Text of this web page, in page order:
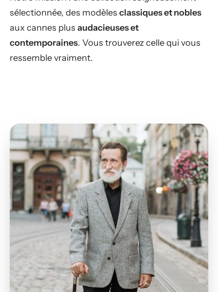
sélectionnée, des modèles classiques et nobles
aux cannes plus audacieuses et
contemporaines. Vous trouverez celle qui vous
ressemble vraiment.